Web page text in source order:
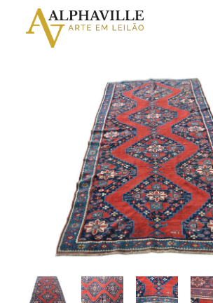
Criar
Faça
login
Home
Vender
Sobre